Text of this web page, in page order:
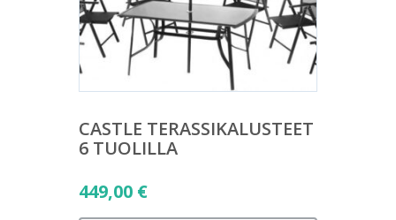
CASTLE TERASSIKALUSTEET
6 TUOLILLA
449,00 €